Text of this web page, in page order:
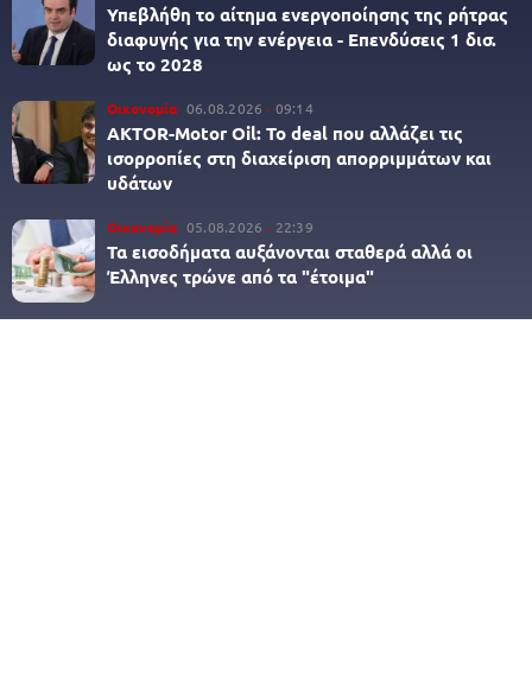
Υπεβλήθη το αίτημα ενεργοποίησης της ρήτρας
διαφυγής για την ενέργεια - Επενδύσεις 1 δισ.
ως το 2028
Οικονομία 06.08.2026 09:14
AKTOR-Motor Oil: Το deal που αλλάζει τις
ισορροπίες στη διαχείριση απορριμμάτων και
υδάτων
Οικονομία 05.08.2026 22:39
Τα εισοδήματα αυξάνονται σταθερά αλλά οι
Έλληνες τρώνε από τα "έτοιμα"